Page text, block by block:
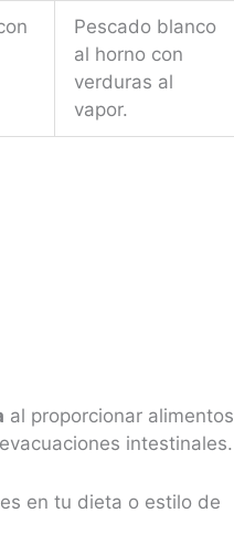
Pescado blanco
al horno con
verduras al
vapor.
al proporcionar alimentos
intestinales.
en tu dieta o estilo de